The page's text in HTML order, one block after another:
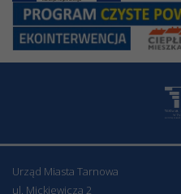
Urząd Miasta Tarnowa
ul. Mickiewicza 2